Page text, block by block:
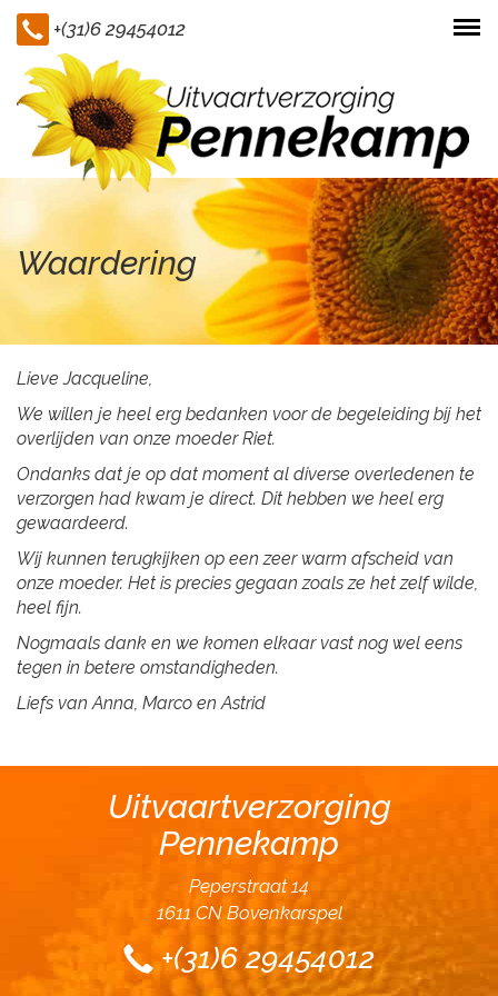
+(31)6 29454012
Waardering
Lieve Jacqueline,
We willen je heel erg bedanken voor de begeleiding bij het
overlijden van onze moeder Riet.
Ondanks dat je op dat moment al diverse overledenen te
verzorgen had kwam je direct. Dit hebben we heel erg
gewaardeerd.
Wij kunnen terugkijken op een zeer warm afscheid van
onze moeder. Het is precies gegaan zoals ze het zelf wilde,
heel fijn.
Nogmaals dank en we komen elkaar vast nog wel eens
tegen in betere omstandigheden.
Liefs van Anna, Marco en Astrid
Uitvaartverzorging
Pennekamp
Peperstraat 14
1611 CN Bovenkarspel
+(31)6 29454012